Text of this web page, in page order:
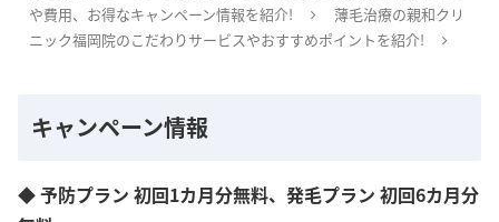
や費用、お得なキャンペーン情報を紹介!
薄毛治療の親和クリ
ニック福岡院のこだわりサービスやおすすめポイントを紹介!
キャンペーン情報
◆ 予防プラン 初回1カ月分無料、発毛プラン 初回6カ月分